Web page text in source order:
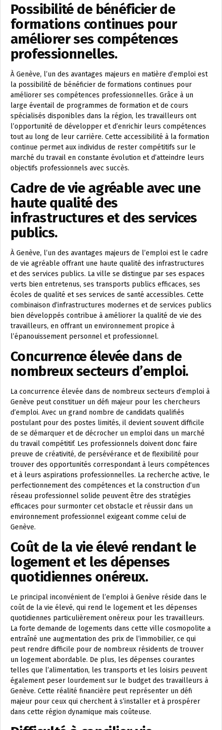
Possibilité de bénéficier de
formations continues pour
améliorer ses compétences
professionnelles.
À Genève, l’un des avantages majeurs en matière d’emploi est
la possibilité de bénéficier de formations continues pour
améliorer ses compétences professionnelles. Grâce à un
large éventail de programmes de formation et de cours
spécialisés disponibles dans la région, les travailleurs ont
l’opportunité de développer et d’enrichir leurs compétences
tout au long de leur carrière. Cette accessibilité à la formation
continue permet aux individus de rester compétitifs sur le
marché du travail en constante évolution et d’atteindre leurs
objectifs professionnels avec succès.
Cadre de vie agréable avec une
haute qualité des
infrastructures et des services
publics.
À Genève, l’un des avantages majeurs de l’emploi est le cadre
de vie agréable offrant une haute qualité des infrastructures
et des services publics. La ville se distingue par ses espaces
verts bien entretenus, ses transports publics efficaces, ses
écoles de qualité et ses services de santé accessibles. Cette
combinaison d’infrastructures modernes et de services publics
bien développés contribue à améliorer la qualité de vie des
travailleurs, en offrant un environnement propice à
l’épanouissement personnel et professionnel.
Concurrence élevée dans de
nombreux secteurs d’emploi.
La concurrence élevée dans de nombreux secteurs d’emploi à
Genève peut constituer un défi majeur pour les chercheurs
d’emploi. Avec un grand nombre de candidats qualifiés
postulant pour des postes limités, il devient souvent difficile
de se démarquer et de décrocher un emploi dans un marché
du travail compétitif. Les professionnels doivent donc faire
preuve de créativité, de persévérance et de flexibilité pour
trouver des opportunités correspondant à leurs compétences
et à leurs aspirations professionnelles. La recherche active, le
perfectionnement des compétences et la construction d’un
réseau professionnel solide peuvent être des stratégies
efficaces pour surmonter cet obstacle et réussir dans un
environnement professionnel exigeant comme celui de
Genève.
Coût de la vie élevé rendant le
logement et les dépenses
quotidiennes onéreux.
Le principal inconvénient de l’emploi à Genève réside dans le
coût de la vie élevé, qui rend le logement et les dépenses
quotidiennes particulièrement onéreux pour les travailleurs.
La forte demande de logements dans cette ville cosmopolite a
entraîné une augmentation des prix de l’immobilier, ce qui
peut rendre difficile pour de nombreux résidents de trouver
un logement abordable. De plus, les dépenses courantes
telles que l’alimentation, les transports et les loisirs peuvent
également peser lourdement sur le budget des travailleurs à
Genève. Cette réalité financière peut représenter un défi
majeur pour ceux qui cherchent à s’installer et à prospérer
dans cette région dynamique mais coûteuse.